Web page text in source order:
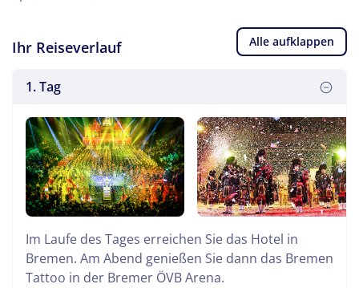
Ihr Reiseverlauf Alle aufklappen
1. Tag
Im Laufe des Tages erreichen Sie das Hotel in
Bremen. Am Abend genießen Sie dann das Bremen
Tattoo in der Bremer ÖVB Arena.